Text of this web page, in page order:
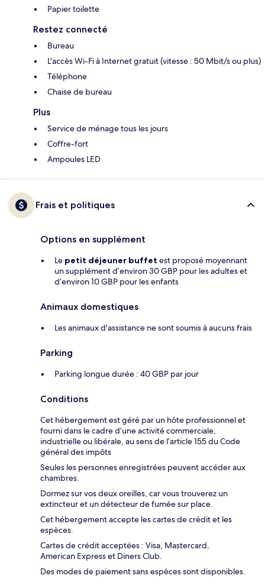
Papier toilette
Restez connecté
Bureau
L'accès Wi-Fi à Internet gratuit (vitesse : 50 Mbit/s ou plus)
Téléphone
Chaise de bureau
Plus
Service de ménage tous les jours
Coffre-fort
Ampoules LED
Frais et politiques
Options en supplément
Le petit déjeuner buffet est proposé moyennant
un supplément d’environ 30 GBP pour les adultes et
d’environ 10 GBP pour les enfants
Animaux domestiques
Les animaux d'assistance ne sont soumis à aucuns frais
Parking
Parking longue durée : 40 GBP par jour
Conditions
Cet hébergement est géré par un hôte professionnel et
fourni dans le cadre d’une activité commerciale,
industrielle ou libérale, au sens de l’article 155 du Code
général des impôts
Seules les personnes enregistrées peuvent accéder aux
chambres.
Dormez sur vos deux oreilles, car vous trouverez un
extincteur et un détecteur de fumée sur place.
Cet hébergement accepte les cartes de crédit et les
espèces.
Cartes de crédit acceptées : Visa, Mastercard,
American Express et Diners Club.
Des modes de paiement sans espèces sont disponibles.